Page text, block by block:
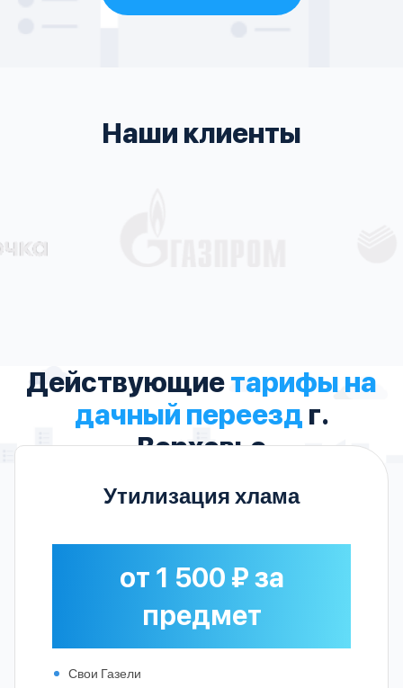
Наши клиенты
Действующиетарифы на
дачный переезд г.
Верховье
Утилизация хлама
от 1 500 ₽ за
предмет
Свои Газели